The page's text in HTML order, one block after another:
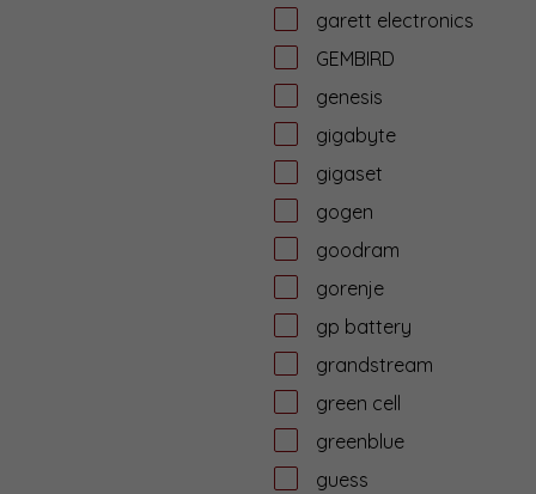
garett electronics
GEMBIRD
genesis
gigabyte
gigaset
gogen
goodram
gorenje
gp battery
grandstream
green cell
greenblue
guess